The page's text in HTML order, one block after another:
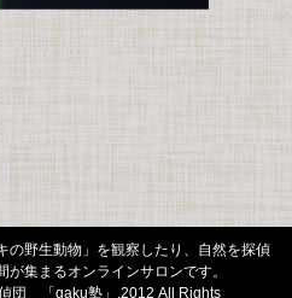
野生動物」を観察したり、自然を探偵
集まるオンラインサロンです。
団 「gaku塾」,2012 All Rights